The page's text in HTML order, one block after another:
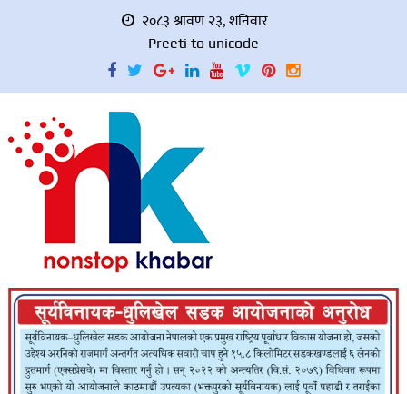
२०८३ श्रावण २३, शनिवार
Preeti to unicode